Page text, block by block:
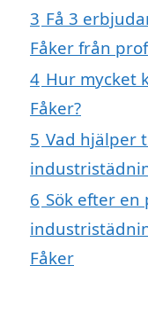
3 Få 3
Fåker från
4 Hur mycket
Fåker?
5 Vad hjälper
6 Sök efter
Fåker